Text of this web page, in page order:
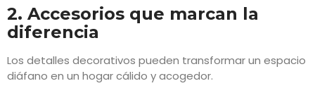
2. Accesorios que marcan la
diferencia
Los detalles decorativos pueden transformar un espacio
diáfano en un hogar cálido y acogedor.